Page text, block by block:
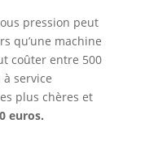
pression peut
qu’une machine
coûter entre 500
service
plus chères et
euros.